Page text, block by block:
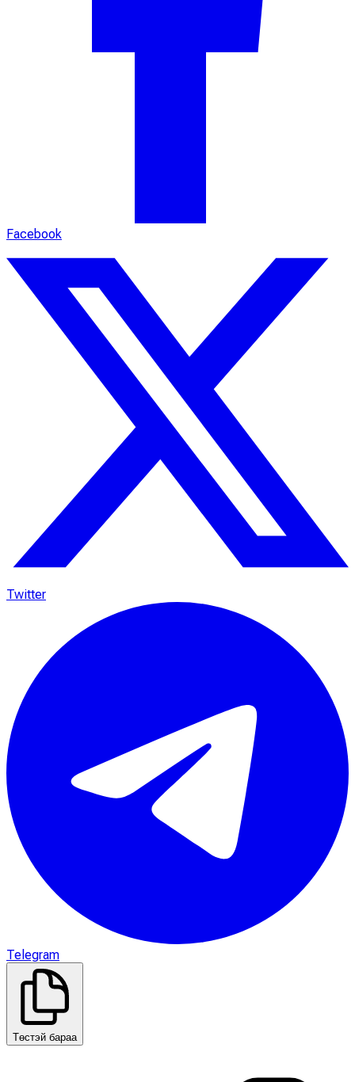
Facebook
Twitter
Telegram
Төстэй бараа